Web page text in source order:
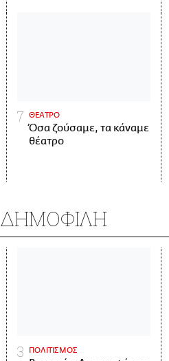
ΘΕΑΤΡΟ
Όσα ζούσαμε, τα κάναμε
θέατρο
ΔΗΜΟΦΙΛΗ
ΠΟΛΙΤΙΣΜΟΣ